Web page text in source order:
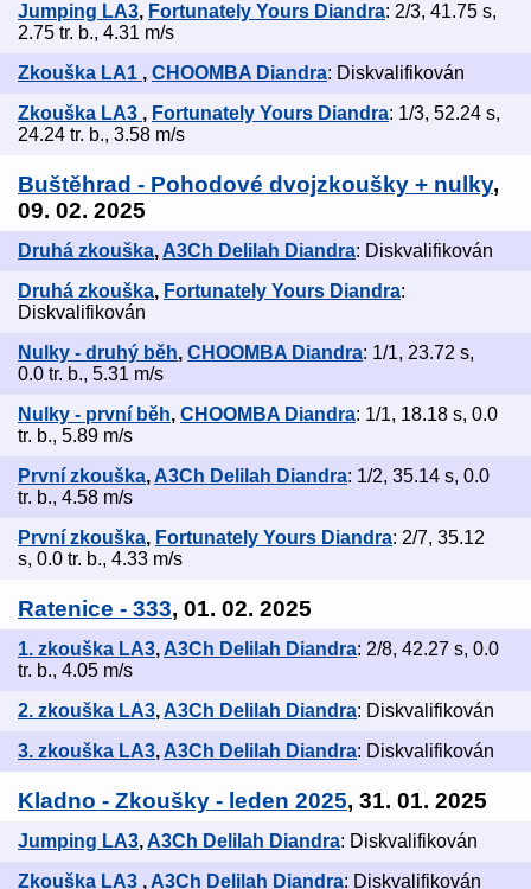
Jumping LA3, Fortunately Yours Diandra: 2/3, 41.75 s,
2.75 tr. b., 4.31 m/s
Zkouška LA1 , CHOOMBA Diandra: Diskvalifikován
Zkouška LA3 , Fortunately Yours Diandra: 1/3, 52.24 s,
24.24 tr. b., 3.58 m/s
Buštěhrad - Pohodové dvojzkoušky + nulky,
09. 02. 2025
Druhá zkouška, A3Ch Delilah Diandra: Diskvalifikován
Druhá zkouška, Fortunately Yours Diandra:
Diskvalifikován
Nulky - druhý běh, CHOOMBA Diandra: 1/1, 23.72 s,
0.0 tr. b., 5.31 m/s
Nulky - první běh, CHOOMBA Diandra: 1/1, 18.18 s, 0.0
tr. b., 5.89 m/s
První zkouška, A3Ch Delilah Diandra: 1/2, 35.14 s, 0.0
tr. b., 4.58 m/s
První zkouška, Fortunately Yours Diandra: 2/7, 35.12
s, 0.0 tr. b., 4.33 m/s
Ratenice - 333, 01. 02. 2025
1. zkouška LA3, A3Ch Delilah Diandra: 2/8, 42.27 s, 0.0
tr. b., 4.05 m/s
2. zkouška LA3,A3Ch Delilah Diandra: Diskvalifikován
3. zkouška LA3, A3Ch Delilah Diandra: Diskvalifikován
Kladno - Zkoušky - leden 2025, 31. 01. 2025
Jumping LA3,A3Ch Delilah Diandra: Diskvalifikován
Zkouška LA3 , A3Ch Delilah Diandra: Diskvalifikován